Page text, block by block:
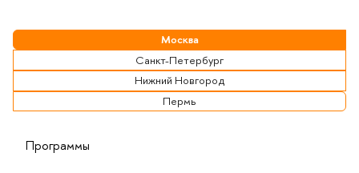
Москва
Санкт-Петербург
Нижний Новгород
Пермь
Программы